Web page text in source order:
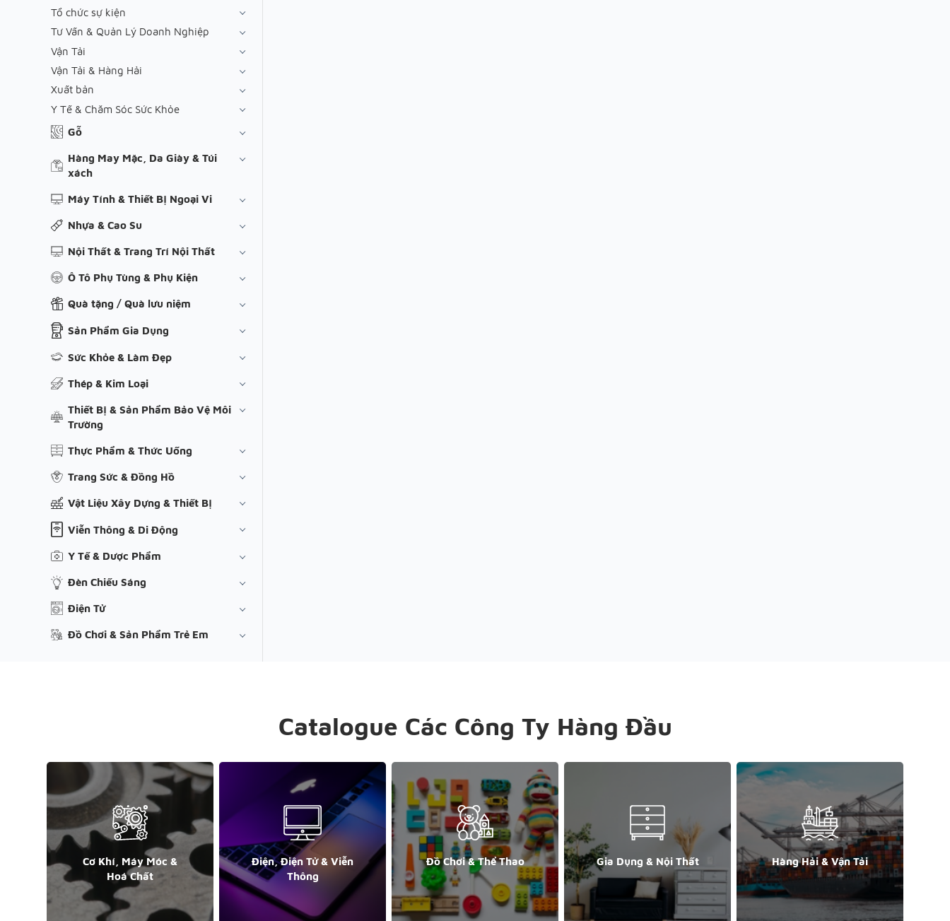
Tổ chức sự kiện
Tư Vấn & Quản Lý Doanh Nghiệp
Vận Tải
Vận Tải & Hàng Hải
Xuất bản
Y Tế & Chăm Sóc Sức Khỏe
Gỗ
Hàng May Mặc, Da Giày & Túi
xách
Máy Tính & Thiết Bị Ngoại Vi
Nhựa & Cao Su
Nội Thất & Trang Trí Nội Thất
Ô Tô Phụ Tùng & Phụ Kiện
Quà tặng / Quà lưu niệm
Sản Phẩm Gia Dụng
Sức Khỏe & Làm Đẹp
Thép & Kim Loại
Thiết Bị & Sản Phẩm Bảo Vệ Môi
Trường
Thực Phẩm & Thức Uống
Trang Sức & Đồng Hồ
Vật Liệu Xây Dựng & Thiết Bị
Viễn Thông & Di Động
Y Tế & Dược Phẩm
Đèn Chiếu Sáng
Điện Tử
Đồ Chơi & Sản Phẩm Trẻ Em
Catalogue Các Công Ty Hàng Đầu
Cơ Khí, Máy Móc &
Hoá Chất
Điện, Điện Tử & Viễn
Thông
Đồ Chơi & Thể Thao Gia Dụng & Nội Thất Hàng Hải & Vận Tải